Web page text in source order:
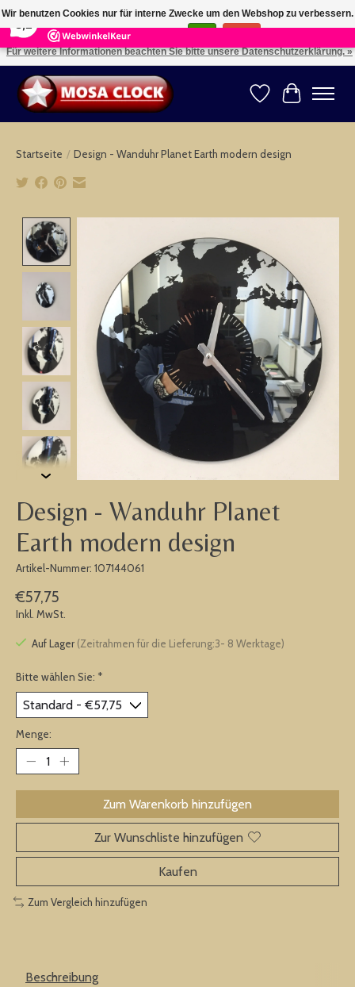
164 Reviews ×
Kies uw taal: NL -- Wählen Sie ihre Sprache: DE -- Choose your language: EN ⇓ ⇒
Wunschzettel
Ihr
Startseite / Design - Wanduhr Planet Earth modern design
Design - Wanduhr Planet
Earth modern design
Artikel-Nummer: 107144061
€57,75
Inkl. MwSt.
Auf Lager (Zeitrahmen für die Lieferung:3- 8 Werktage)
Bitte wählen Sie: *
Menge:
Zum Warenkorb hinzufügen
Zur Wunschliste hinzufügen
Kaufen
Zum Vergleich hinzufügen
Beschreibung
Wir benutzen Cookies nur für interne Zwecke um den Webshop zu verbessern.
Ist das in Ordnung?
Für weitere Informationen beachten Sie bitte unsere Datenschutzerklärung. »